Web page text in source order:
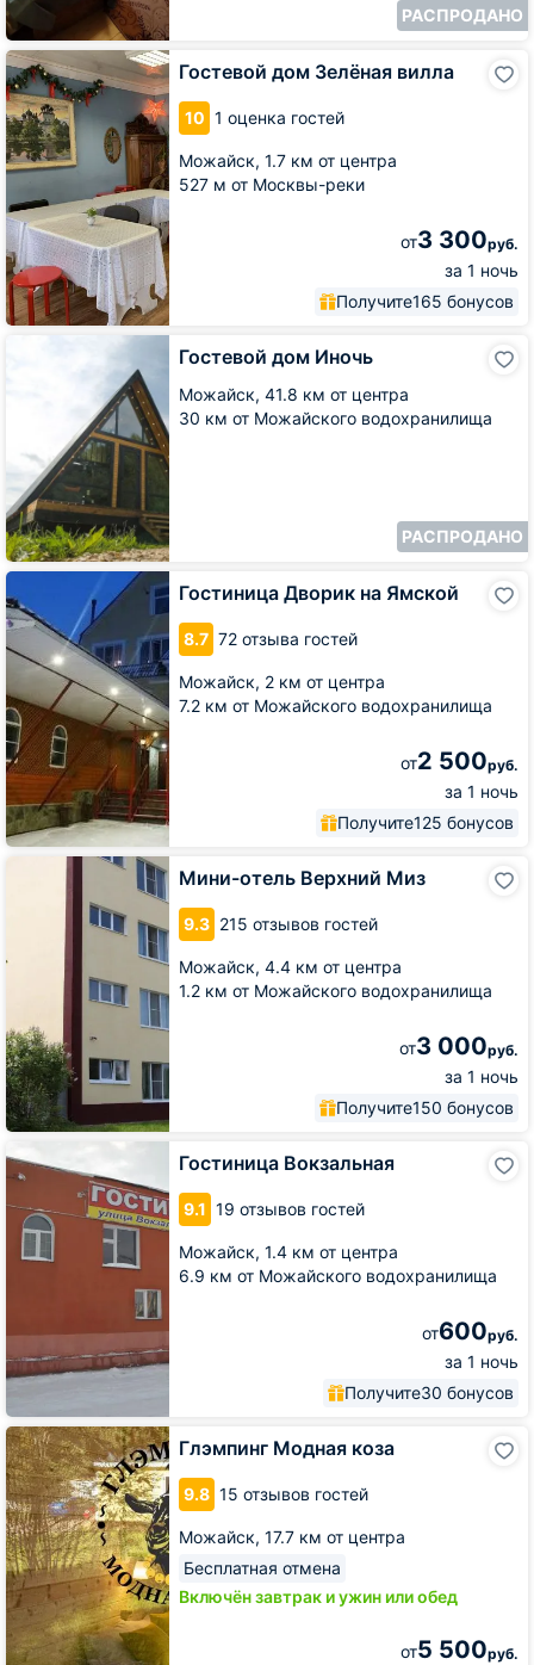
РАСПРОДАНО
Гостевой дом Зелёная вилла
10 1 оценка гостей
Можайск, 1.7 км от центра
527 м от Москвы-реки
от3 300руб.
за 1 ночь
Получите165 бонусов
Гостевой
дом
Зелёная
вилла
Гостевой дом Иночь
Можайск, 41.8 км от центра
30 км от Можайского водохранилища
РАСПРОДАНО
Гостиница Дворик на Ямской
8.7 72 отзыва гостей
Можайск, 2 км от центра
7.2 км от Можайского водохранилища
от2 500руб.
за 1 ночь
Получите125 бонусов
Гостиница
Дворик
на
Ямской
Мини-отель Верхний Миз
9.3 215 отзывов гостей
Можайск, 4.4 км от центра
1.2 км от Можайского водохранилища
от3 000руб.
за 1 ночь
Получите150 бонусов
Гостиница Вокзальная
9.1 19 отзывов гостей
Можайск, 1.4 км от центра
6.9 км от Можайского водохранилища
от600руб.
за 1 ночь
Получите30 бонусов
Вокзальная
Глэмпинг Модная коза
9.8 15 отзывов гостей
Можайск, 17.7 км от центра
Бесплатная отмена
Включён завтрак и ужин или обед
от5 500руб.
Глэмпинг
Модная
коза